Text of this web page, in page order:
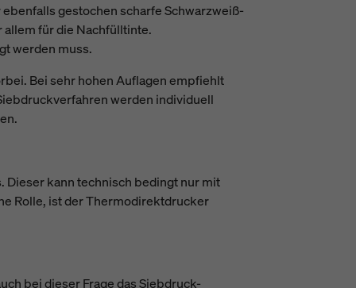
gestochen scharfe Schwarzweiß-
allem für die Nachfülltinte.
werden muss.
Bei sehr hohen Auflagen empfiehlt
werden individuell
kann technisch bedingt nur mit
Rolle, ist der Thermodirektdrucker
bei dieser Frage das Siebdruck-